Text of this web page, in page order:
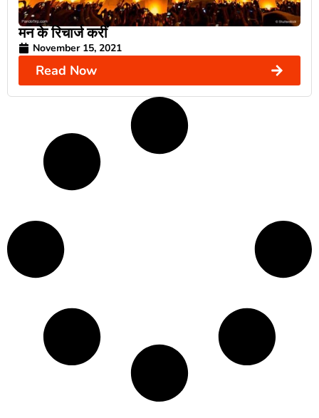
मन के रिचार्ज करीं
November 15, 2021
Read Now